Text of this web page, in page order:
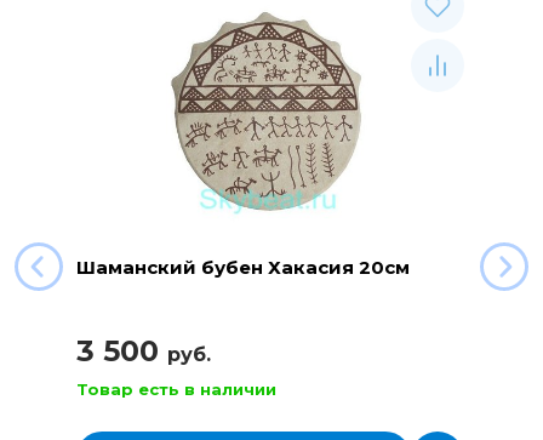
Шаманский бубен Хакасия 20см
3 500 руб.
Товар есть в наличии